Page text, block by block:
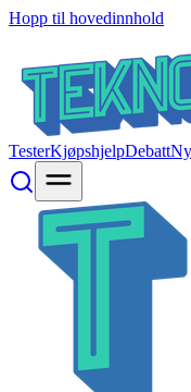
Hopp til hovedinnhold
TesterKjøpshjelpDebatt